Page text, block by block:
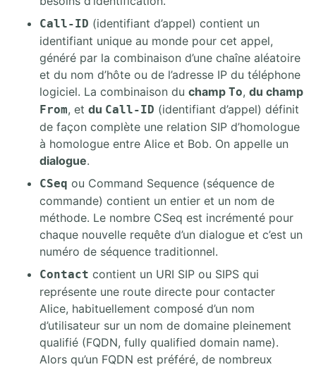
Call-ID (identifiant d’appel) contient un
identifiant unique au monde pour cet appel,
généré par la combinaison d’une chaîne aléatoire
et du nom d’hôte ou de l’adresse IP du téléphone
logiciel. La combinaison du champ To, du champ
From, et du Call-ID (identifiant d’appel) définit
de façon complète une relation SIP d’homologue
à homologue entre Alice et Bob. On appelle un
dialogue.
CSeq ou Command Sequence (séquence de
commande) contient un entier et un nom de
méthode. Le nombre CSeq est incrémenté pour
chaque nouvelle requête d’un dialogue et c’est un
numéro de séquence traditionnel.
Contact contient un URI SIP ou SIPS qui
représente une route directe pour contacter
Alice, habituellement composé d’un nom
d’utilisateur sur un nom de domaine pleinement
qualifié (FQDN, fully qualified domain name).
Alors qu’un FQDN est préféré, de nombreux